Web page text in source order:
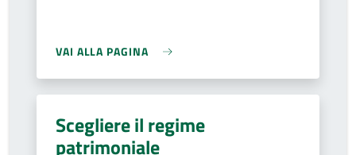
VAI ALLA PAGINA
Scegliere il regime
patrimoniale